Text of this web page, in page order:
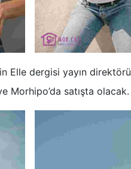
Elle dergisi yayın direktörü
Morhipo’da satışta olacak.